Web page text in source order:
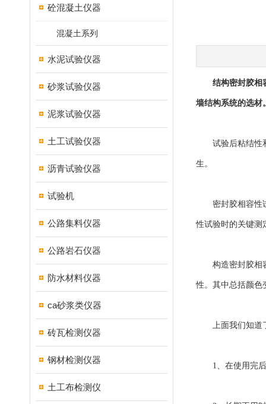
砼混凝土仪器
混凝土系列
水泥试验仪器
砂浆试验仪器
泥浆试验仪器
土工试验仪器
沥青试验仪器
试验机
公路集料仪器
公路岩石仪器
防水材料仪器
ca砂浆类仪器
砖瓦检测仪器
钢材检测仪器
土工布检测仪
结构密封胶相
墙结构系统的选材
试验后粘结性和
生。
密封胶相容性试
性试验时的关键测
构造密封胶相容
性。其中总括颜色
上面我们知道了
1、在使用完后